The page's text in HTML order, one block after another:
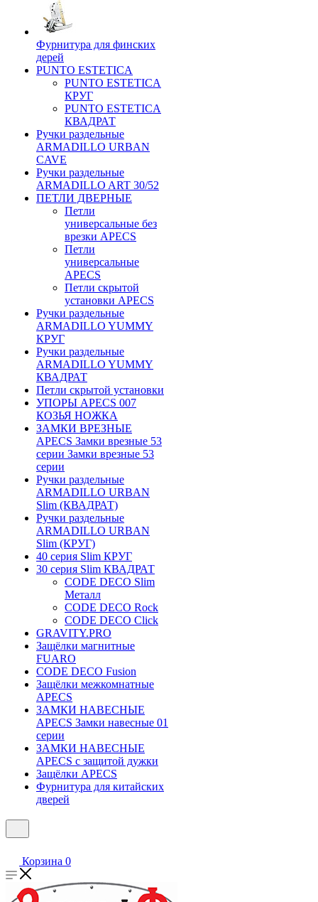
Фурнитура для финских
дерей
PUNTO ESTETICA
PUNTO ESTETICA
КРУГ
PUNTO ESTETICA
КВАДРАТ
Ручки раздельные
ARMADILLO URBAN
CAVE
Ручки раздельные
ARMADILLO ART 30/52
ПЕТЛИ ДВЕРНЫЕ
Петли
универсальные без
врезки APECS
Петли
универсальные
APECS
Петли скрытой
установки APECS
Ручки раздельные
ARMADILLO YUMMY
КРУГ
Ручки раздельные
ARMADILLO YUMMY
КВАДРАТ
Петли скрытой установки
УПОРЫ APECS 007
КОЗЬЯ НОЖКА
ЗАМКИ ВРЕЗНЫЕ
APECS Замки врезные 53
серии Замки врезные 53
серии
Ручки раздельные
ARMADILLO URBAN
Slim (КВАДРАТ)
Ручки раздельные
ARMADILLO URBAN
Slim (КРУГ)
40 серия Slim КРУГ
30 серия Slim КВАДРАТ
CODE DECO Slim
Металл
CODE DECO Rock
CODE DECO Click
GRAVITY.PRO
Защёлки магнитные
FUARO
CODE DECO Fusion
Защёлки межкомнатные
APECS
ЗАМКИ НАВЕСНЫЕ
APECS Замки навесные 01
серии
ЗАМКИ НАВЕСНЫЕ
APECS с защитой дужки
Защёлки APECS
Фурнитура для китайских
дверей
Корзина 0